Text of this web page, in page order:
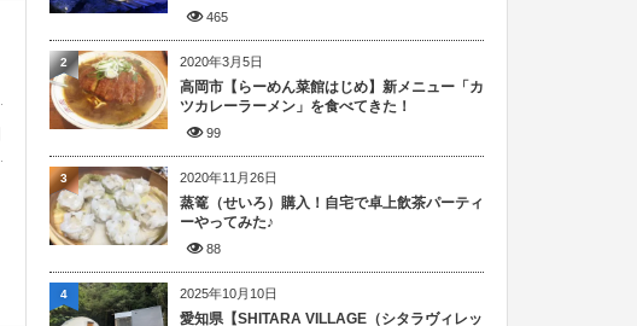
465
2020年3月5日
高岡市【らーめん菜館はじめ】新メニュー「カ
ツカレーラーメン」を食べてきた！
99
2
2020年11月26日
蒸篭（せいろ）購入！自宅で卓上飲茶パーティ
ーやってみた♪
88
3
2025年10月10日
愛知県【SHITARA VILLAGE（シタラヴィレッ
4